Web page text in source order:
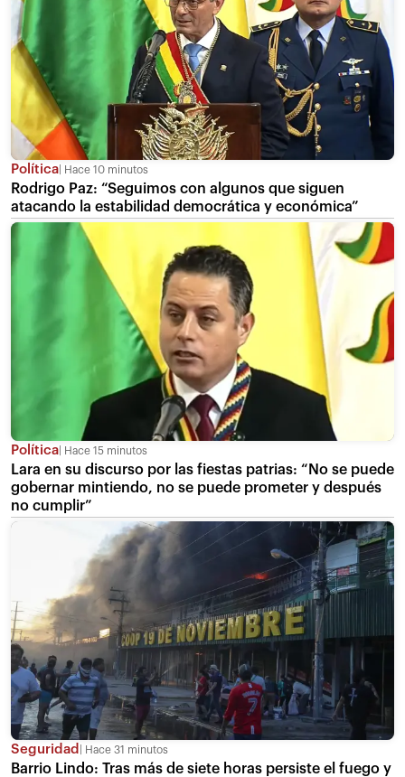
Política Hace 10 minutos
Rodrigo Paz: “Seguimos con algunos que siguen
atacando la estabilidad democrática y económica”
Política Hace 15 minutos
Lara en su discurso por las fiestas patrias: “No se puede
gobernar mintiendo, no se puede prometer y después
no cumplir”
Seguridad Hace 31 minutos
Barrio Lindo: Tras más de siete horas persiste el fuego y